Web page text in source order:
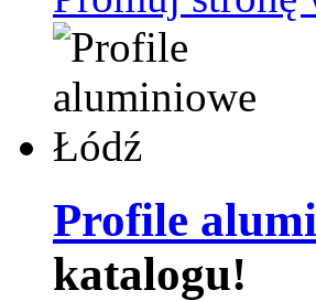
Profile
katalogu!